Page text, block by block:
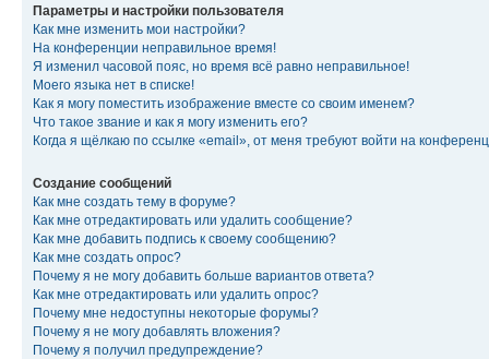
Параметры и настройки пользователя
Как мне изменить мои настройки?
На конференции неправильное время!
Я изменил часовой пояс, но время всё равно неправильное!
Моего языка нет в списке!
Как я могу поместить изображение вместе со своим именем?
Что такое звание и как я могу изменить его?
Когда я щёлкаю по ссылке «email», от меня требуют войти на
Создание сообщений
Как мне создать тему в форуме?
Как мне отредактировать или удалить сообщение?
Как мне добавить подпись к своему сообщению?
Как мне создать опрос?
Почему я не могу добавить больше вариантов ответа?
Как мне отредактировать или удалить опрос?
Почему мне недоступны некоторые форумы?
Почему я не могу добавлять вложения?
Почему я получил предупреждение?